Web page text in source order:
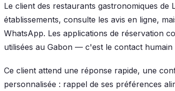
Le client des restaurants gastronomiques
établissements, consulte les avis en ligne,
WhatsApp. Les applications de réservation
utilisées au Gabon — c'est le contact humain
Ce client attend une réponse rapide, une
personnalisée : rappel de ses préférences